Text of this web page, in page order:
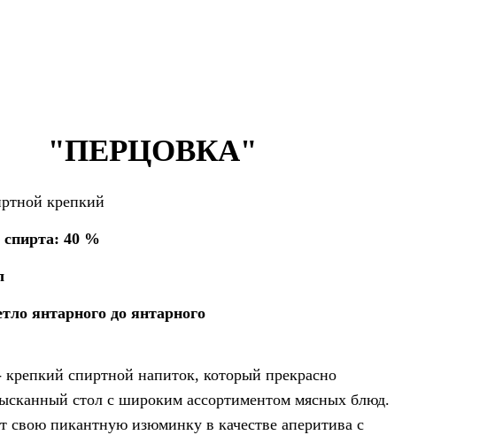
"ПЕРЦОВКА"
крепкий
40 %
янтарного до янтарного
спиртной напиток, который прекрасно
стол с широким ассортиментом мясных блюд.
свою пикантную изюминку в качестве аперитива с